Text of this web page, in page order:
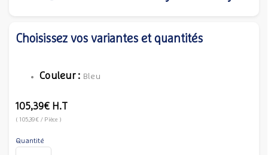
Choisissez vos variantes et quantités
Couleur : Bleu
105,39€ H.T
(105,39€/ Pièce )
Quantité